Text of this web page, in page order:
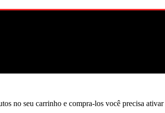
no seu carrinho e compra-los você precisa